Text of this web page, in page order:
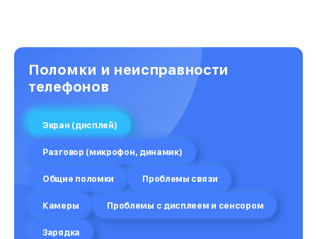
Поломки и неисправности
телефонов
Экран (дисплей)
Разговор (микрофон, динамик)
Общие поломки Проблемы связи
Камеры Проблемы с дисплеем и сенсором
Зарядка